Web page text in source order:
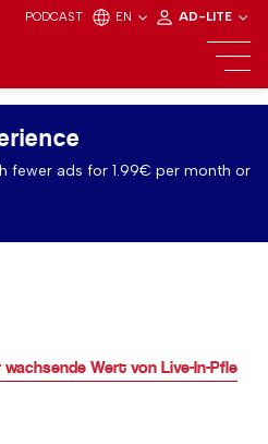
PODCAST EN AD-LITE
fewer ads for 1.99€ per month or
Wert von Live-In-Pflege